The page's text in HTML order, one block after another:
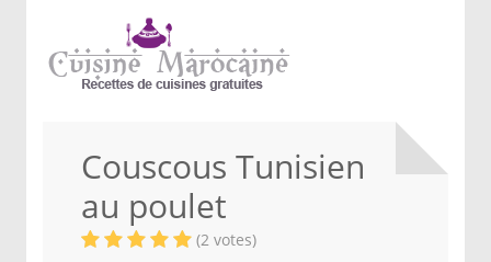
Couscous Tunisien
au poulet
(2 votes)